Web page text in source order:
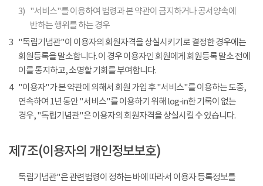
3) "서비스"를 이용하여 법령과 본 약관이 금지하거나 공서양속에
반하는 행위를 하는 경우
3 "독립기념관"이 이용자의 회원자격을 상실시키기로 결정한 경우에는
회원등록을 말소합니다. 이 경우 이용자인 회원에게 회원등록 말소 전에
이를 통지하고, 소명할 기회를 부여합니다.
4
"이용자"가 본 약관에 의해서 회원 가입 후 "서비스"를 이용하는 도중,
연속하여 1년 동안 "서비스"를 이용하기 위해 log-in한 기록이 없는
경우, "독립기념관"은 이용자의 회원자격을 상실시킬 수 있습니다.
제7조(이용자의 개인정보보호)
독립기념관"은 관련법령이 정하는 바에 따라서 이용자 등록정보를